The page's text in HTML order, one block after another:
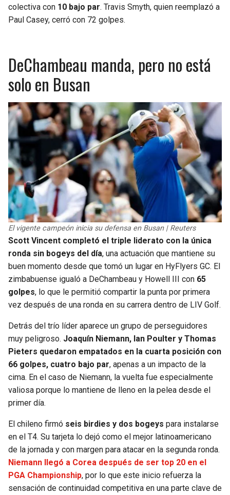
SAINTS
colectiva con 10 bajo par. Travis Smyth, quien reemplazó a
Paul Casey, cerró con 72 golpes.
DeChambeau manda, pero no está
solo en Busan
El vigente campeón inicia su defensa en Busan | Reuters
Scott Vincent completó el triple liderato con la única
ronda sin bogeys del día, una actuación que mantiene su
buen momento desde que tomó un lugar en HyFlyers GC. El
zimbabuense igualó a DeChambeau y Howell III con 65
golpes, lo que le permitió compartir la punta por primera
vez después de una ronda en su carrera dentro de LIV Golf.
Detrás del trío líder aparece un grupo de perseguidores
muy peligroso. Joaquín Niemann, Ian Poulter y Thomas
Pieters quedaron empatados en la cuarta posición con
66 golpes, cuatro bajo par, apenas a un impacto de la
cima. En el caso de Niemann, la vuelta fue especialmente
valiosa porque lo mantiene de lleno en la pelea desde el
primer día.
El chileno firmó seis birdies y dos bogeys para instalarse
en el T4. Su tarjeta lo dejó como el mejor latinoamericano
de la jornada y con margen para atacar en la segunda ronda.
Niemann llegó a Corea después de ser top 20 en el
PGA Championship, por lo que este inicio refuerza la
sensación de continuidad competitiva en una parte clave de